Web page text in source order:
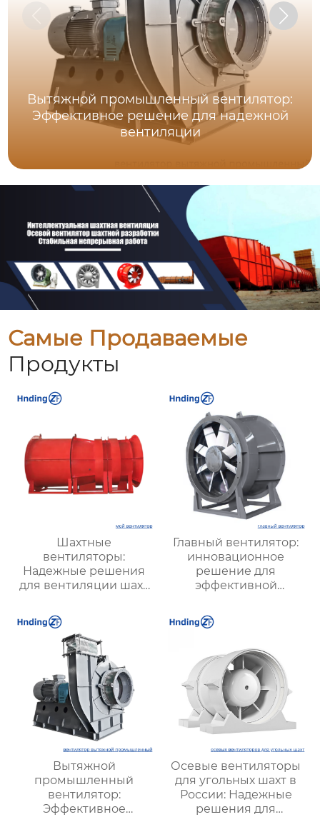
Вытяжной промышленный вентилятор:
Эффективное решение для надежной
вентиляции
Самые Продаваемые
Продукты
Шахтные
вентиляторы:
Надежные решения
для вентиляции шахт
| Купить с доставкой
Главный вентилятор:
инновационное
решение для
эффективной
оптимизации работы
Вытяжной
промышленный
вентилятор:
Эффективное
Осевые вентиляторы
для угольных шахт в
России: Надежные
решения для